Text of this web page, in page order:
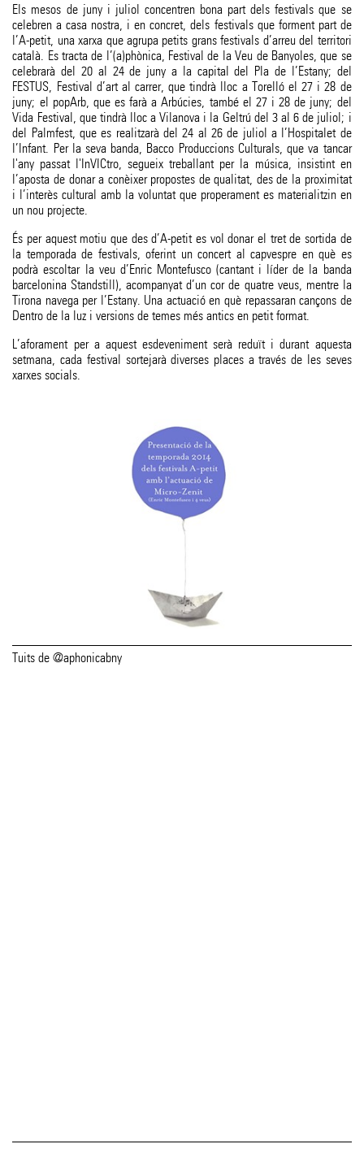
Els mesos de juny i juliol concentren bona part dels festivals que se
celebren a casa nostra, i en concret, dels festivals que forment part de
l’A-petit, una xarxa que agrupa petits grans festivals d’arreu del territori
català. Es tracta de l’(a)phònica, Festival de la Veu de Banyoles, que se
celebrarà del 20 al 24 de juny a la capital del Pla de l’Estany; del
FESTUS, Festival d’art al carrer, que tindrà lloc a Torelló el 27 i 28 de
juny; el popArb, que es farà a Arbúcies, també el 27 i 28 de juny; del
Vida Festival, que tindrà lloc a Vilanova i la Geltrú del 3 al 6 de juliol; i
del Palmfest, que es realitzarà del 24 al 26 de juliol a l’Hospitalet de
l’Infant. Per la seva banda, Bacco Produccions Culturals, que va tancar
l'any passat l'InVICtro, segueix treballant per la música, insistint en
l’aposta de donar a conèixer propostes de qualitat, des de la proximitat
i l’interès cultural amb la voluntat que properament es materialitzin en
un nou projecte.
És per aquest motiu que des d’A-petit es vol donar el tret de sortida de
la temporada de festivals, oferint un concert al capvespre en què es
podrà escoltar la veu d’Enric Montefusco (cantant i líder de la banda
barcelonina Standstill), acompanyat d’un cor de quatre veus, mentre la
Tirona navega per l’Estany. Una actuació en què repassaran cançons de
Dentro de la luz i versions de temes més antics en petit format.
L’aforament per a aquest esdeveniment serà reduït i durant aquesta
setmana, cada festival sortejarà diverses places a través de les seves
xarxes socials.
Tuits de @aphonicabny